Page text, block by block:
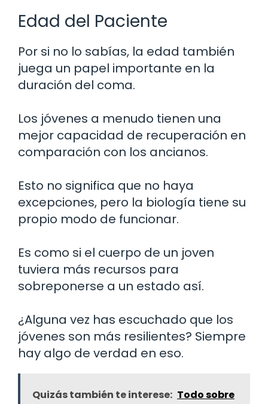
Edad del Paciente
Por si no lo sabías, la edad también
juega un papel importante en la
duración del coma.
Los jóvenes a menudo tienen una
mejor capacidad de recuperación en
comparación con los ancianos.
Esto no significa que no haya
excepciones, pero la biología tiene su
propio modo de funcionar.
Es como si el cuerpo de un joven
tuviera más recursos para
sobreponerse a un estado así.
¿Alguna vez has escuchado que los
jóvenes son más resilientes? Siempre
hay algo de verdad en eso.
Quizás también te interese: Todo sobre